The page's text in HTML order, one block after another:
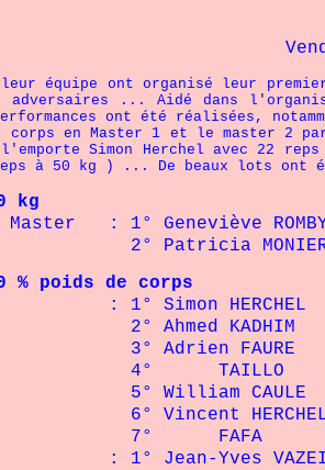
équipe ont organisé leur
adversaires ... Aidé dans
ont été réalisées,
corps en Master 1 et le master 2
l'emporte Simon Herchel avec 22
à 50 kg ) ... De beaux lots ont
kg
: 1° Geneviève
de corps
Simon
KADHIM
FAURE
:
CAULE
:
1° Jean-Yves